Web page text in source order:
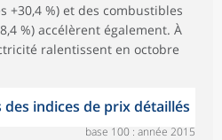
+30,4 %) et des combustibles
%) accélèrent également. À
ralentissent en octobre
indices de prix détaillés
base 100 : année 2015